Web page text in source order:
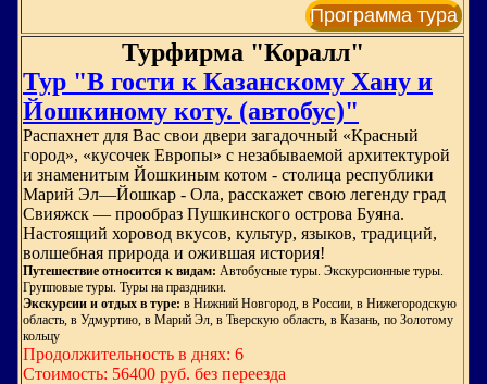
Программа тура
Турфирма "Коралл"
Тур "В гости к Казанскому Хану и
Йошкиному коту. (автобус)"
Распахнет для Вас свои двери загадочный «Красный
город», «кусочек Европы» с незабываемой архитектурой
и знаменитым Йошкиным котом - столица республики
Марий Эл—Йошкар - Ола, расскажет свою легенду град
Свияжск — прообраз Пушкинского острова Буяна.
Настоящий хоровод вкусов, культур, языков, традиций,
волшебная природа и ожившая история!
Путешествие относится к видам: Автобусные туры. Экскурсионные туры.
Групповые туры. Туры на праздники.
Экскурсии и отдых в туре: в Нижний Новгород, в России, в Нижегородскую
область, в Удмуртию, в Марий Эл, в Тверскую область, в Казань, по Золотому
кольцу
Продолжительность в днях: 6
Стоимость: 56400 руб. без переезда